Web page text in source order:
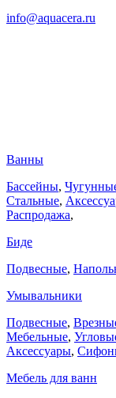
info@aquacera.ru
Ванны
Бассейны,
Стальные,
Распродажа,
Биде
Подвесные,
Умывальники
Подвесные,
Мебельные,
Аксессуары,
Мебель для ванн